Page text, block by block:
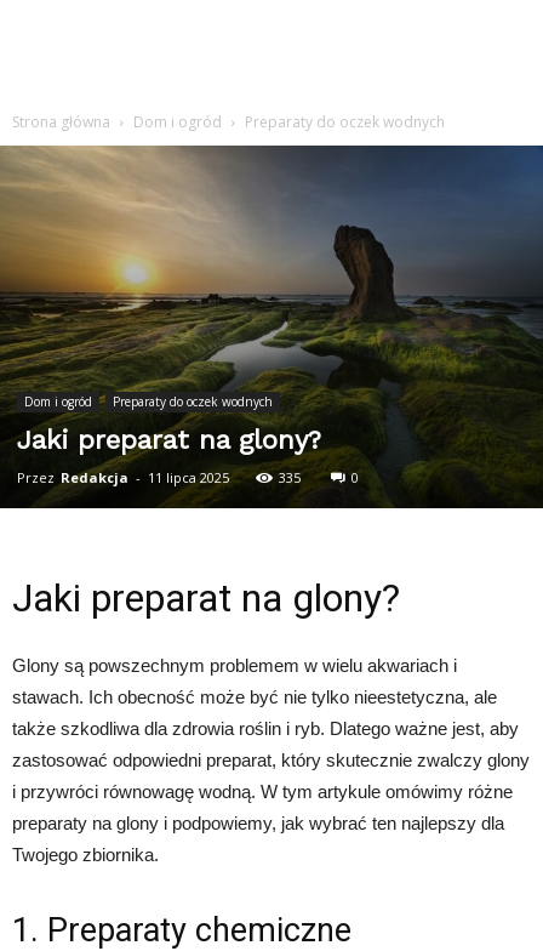
Strona główna Dom i ogród Preparaty do oczek wodnych
Dom i ogród Preparaty do oczek wodnych
Jaki preparat na glony?
Przez Redakcja - 11 lipca 2025 335 0
Jaki preparat na glony?
Glony są powszechnym problemem w wielu akwariach i
stawach. Ich obecność może być nie tylko nieestetyczna, ale
także szkodliwa dla zdrowia roślin i ryb. Dlatego ważne jest, aby
zastosować odpowiedni preparat, który skutecznie zwalczy glony
i przywróci równowagę wodną. W tym artykule omówimy różne
preparaty na glony i podpowiemy, jak wybrać ten najlepszy dla
Twojego zbiornika.
1. Preparaty chemiczne